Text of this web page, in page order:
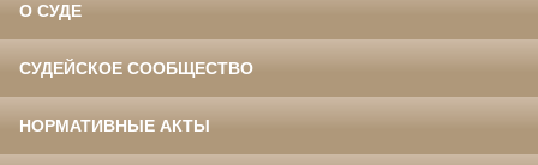
О СУДЕ
СУДЕЙСКОЕ СООБЩЕСТВО
НОРМАТИВНЫЕ АКТЫ